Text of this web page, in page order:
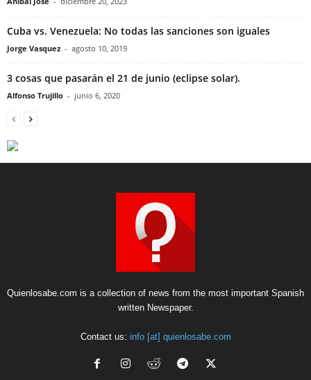
Cuba vs. Venezuela: No todas las sanciones son iguales
Jorge Vasquez - agosto 10, 2019
3 cosas que pasarán el 21 de junio (eclipse solar).
Alfonso Trujillo - junio 6, 2020
Quienlosabe.com is a collection of news from the most important Spanish
written Newspaper.
Contact us: info [at] quienlosabe.com